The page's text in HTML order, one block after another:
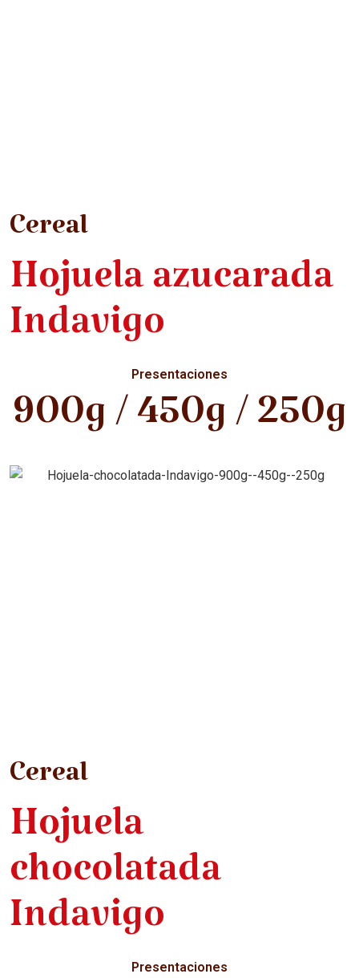
Cereal
Hojuela azucarada
Indavigo
Presentaciones
900g / 450g / 250g
Cereal
Hojuela
chocolatada
Indavigo
Presentaciones